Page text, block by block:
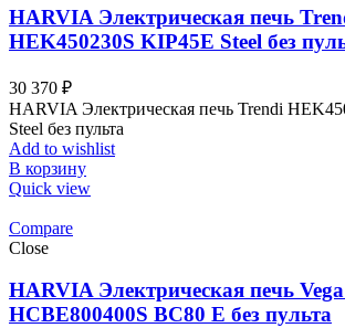
HARVIA Электрическая печь
HEK450230S KIP45E Steel без
30 370 ₽
HARVIA Электрическая печь Trendi
Steel без пульта
Add to wishlist
В корзину
Quick view
Compare
Close
HARVIA Электрическая печь
HCBE800400S BC80 Е без пульта